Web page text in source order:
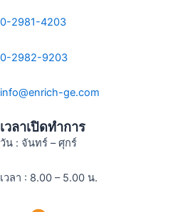
0-2981-4203
0-2982-9203
info@enrich-ge.com
เวลาเปิดทำการ
วัน : จันทร์ – ศุกร์
เวลา : 8.00 – 5.00 น.